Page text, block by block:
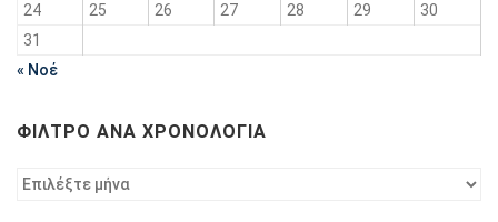
24
25 26 27 28 29
30
31
« Νοέ
ΦΊΛΤΡΟ ΑΝΆ ΧΡΟΝΟΛΟΓΊΑ
Φίλτρο